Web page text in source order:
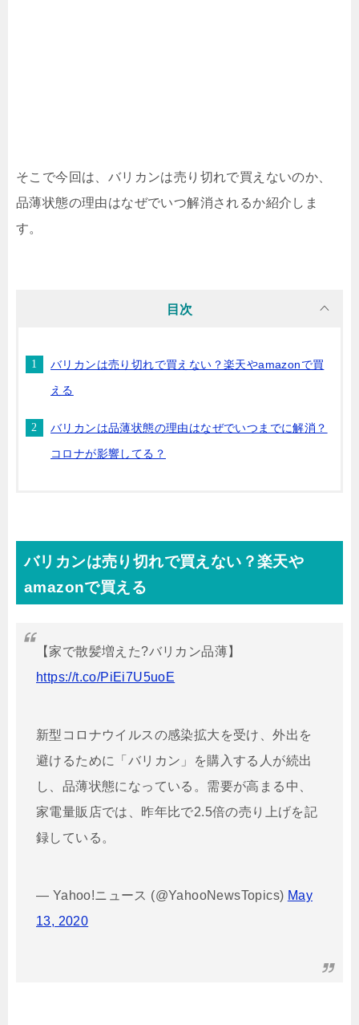
そこで今回は、バリカンは売り切れで買えないのか、
品薄状態の理由はなぜでいつ解消されるか紹介しま
す。
目次
バリカンは売り切れで買えない？楽天やamazonで買
える
バリカンは品薄状態の理由はなぜでいつまでに解消？
コロナが影響してる？
バリカンは売り切れで買えない？楽天や
amazonで買える
【家で散髪増えた?バリカン品薄】
https://t.co/PiEi7U5uoE
新型コロナウイルスの感染拡大を受け、外出を
避けるために「バリカン」を購入する人が続出
し、品薄状態になっている。需要が高まる中、
家電量販店では、昨年比で2.5倍の売り上げを記
録している。
— Yahoo!ニュース (@YahooNewsTopics) May
13, 2020